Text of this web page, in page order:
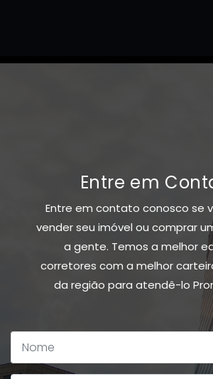
Entre em
Entre em contato conosco se
vender seu imóvel ou comprar
a gente. Temos a melhor
corretores com a melhor
da região para atendê-lo